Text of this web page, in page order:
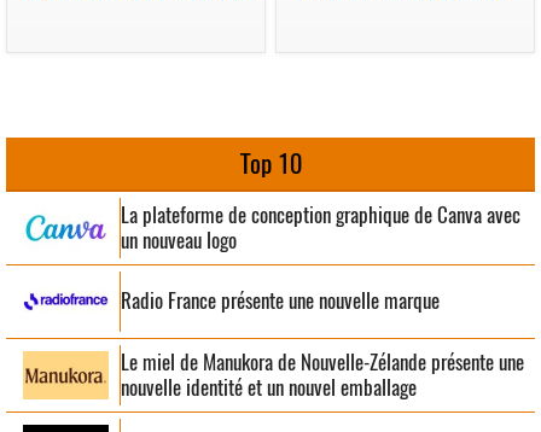
Top 10
La plateforme de conception graphique de Canva avec
un nouveau logo
Radio France présente une nouvelle marque
Le miel de Manukora de Nouvelle-Zélande présente une
nouvelle identité et un nouvel emballage